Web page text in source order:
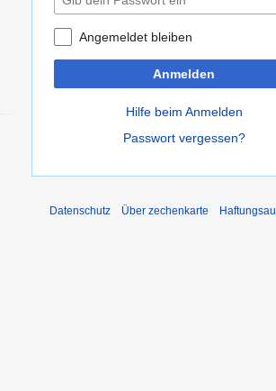
Angemeldet bleiben
Anmelden
Hilfe beim Anmelden
Passwort vergessen?
Datenschutz Über zechenkarte